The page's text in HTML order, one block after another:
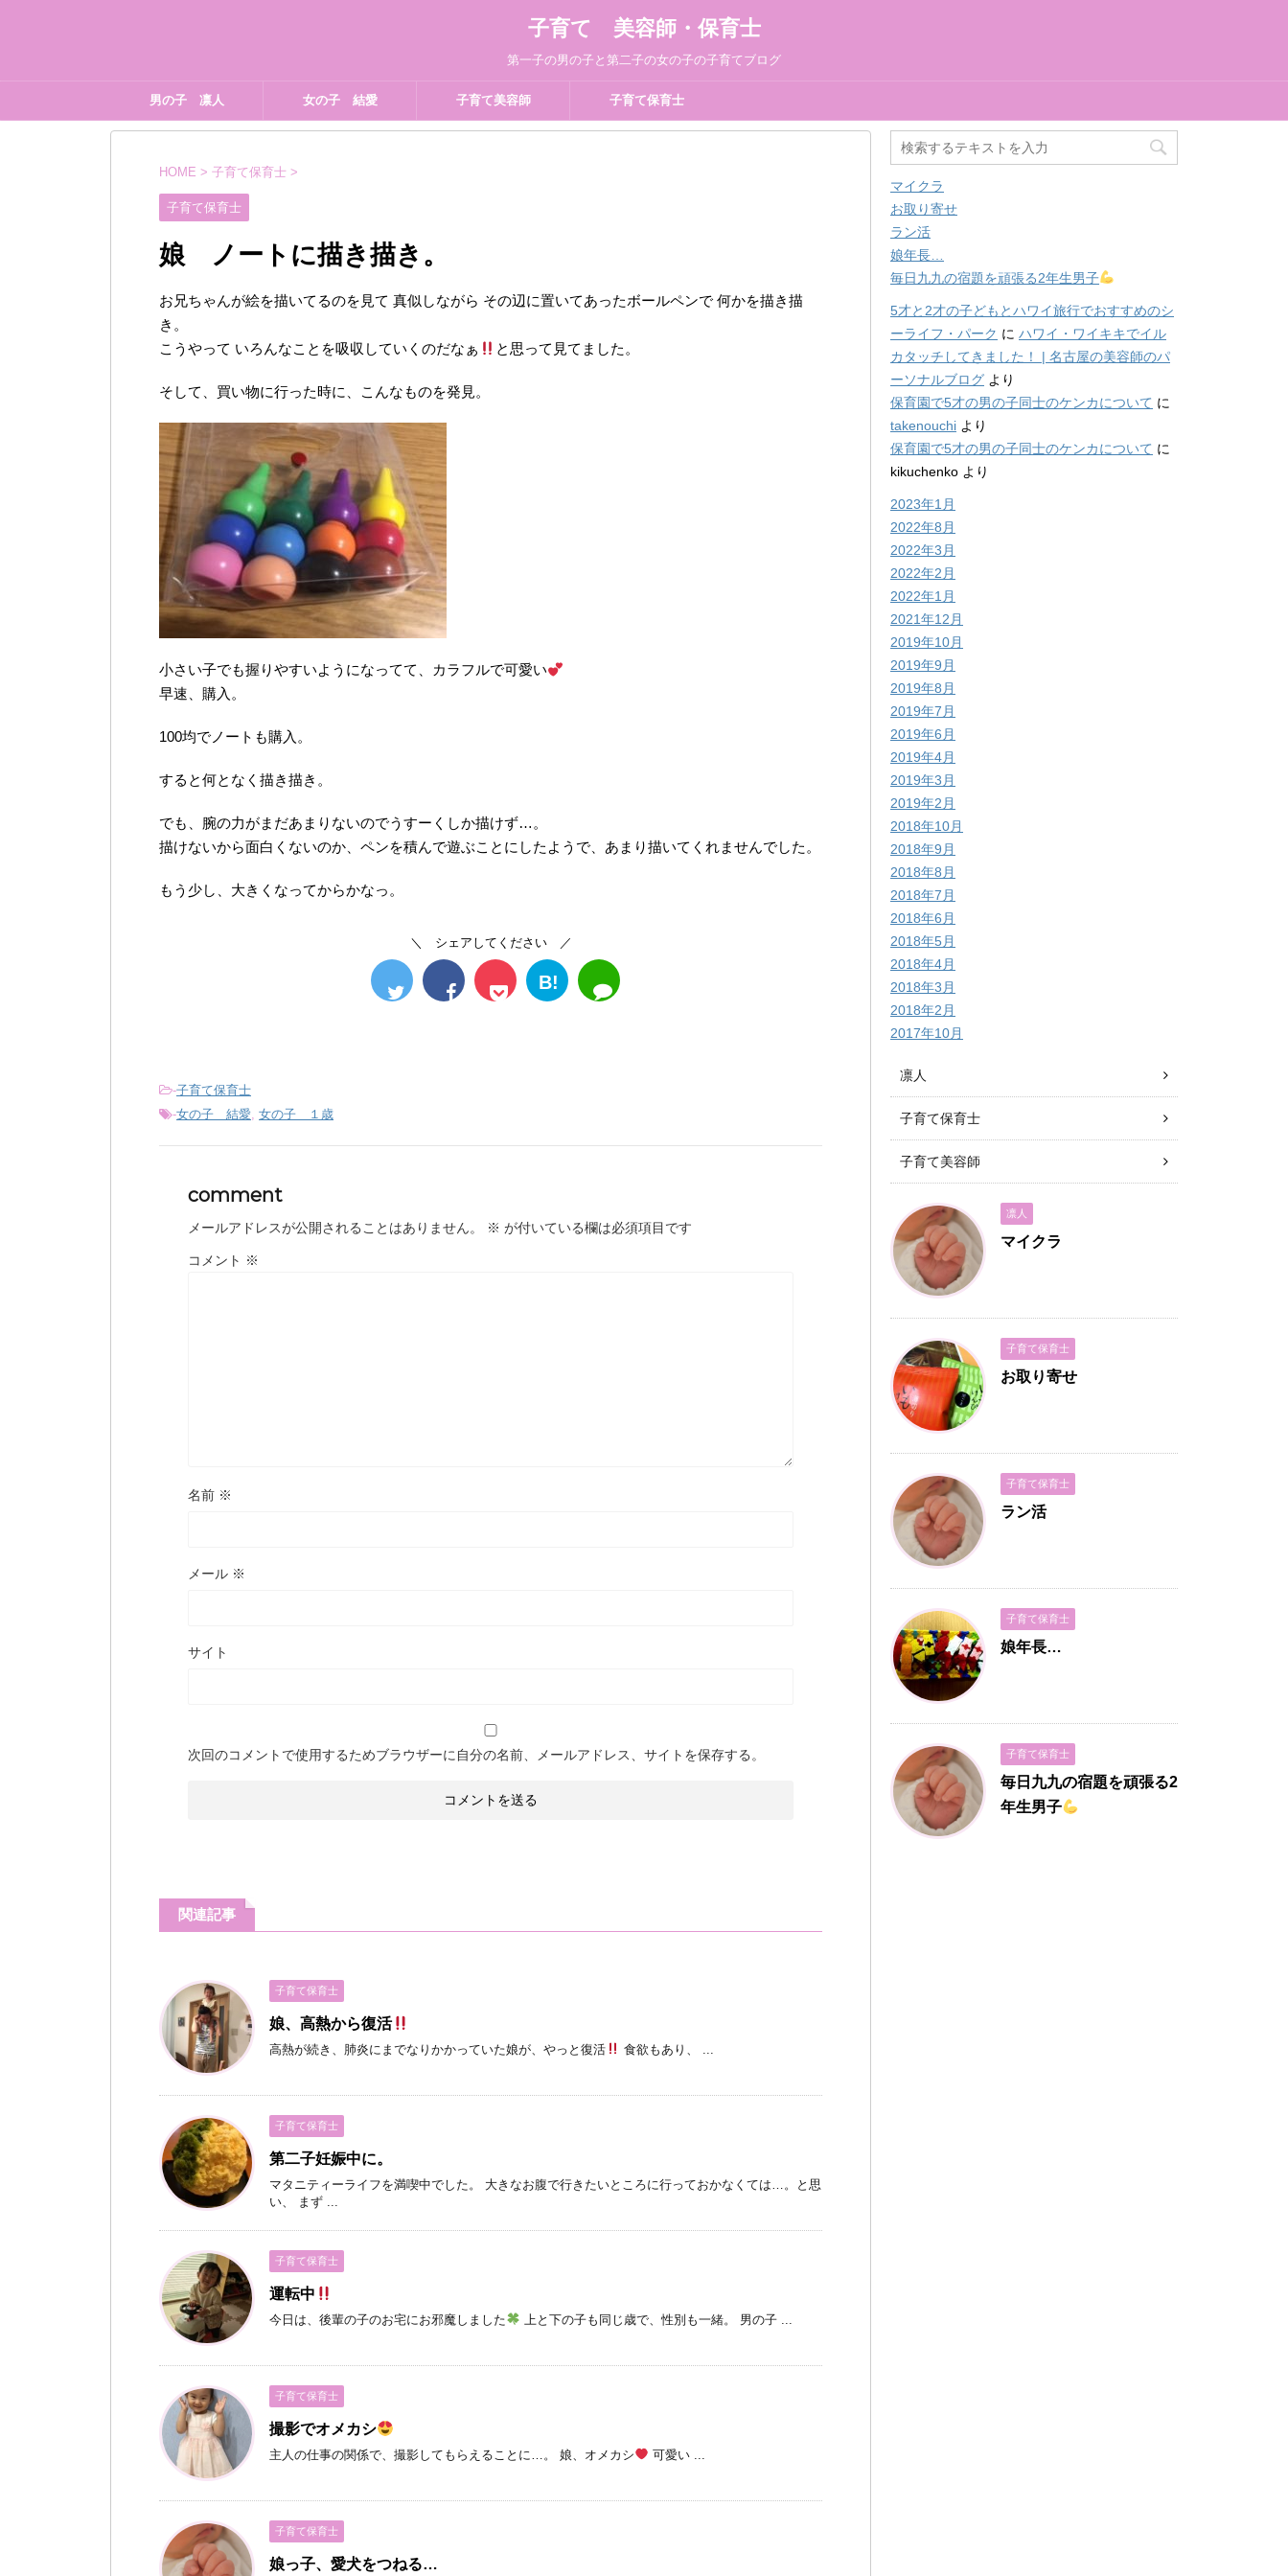
子育て 美容師・保育士
第一子の男の子と第二子の女の子の子育てブログ
男の子 凛人 女の子 結愛 子育て美容師 子育て保育士
HOME > 子育て保育士 >
子育て保育士
娘 ノートに描き描き。
お兄ちゃんが絵を描いてるのを見て 真似しながら その辺に置いてあったボールペンで 何かを描き描
き。
こうやって いろんなことを吸収していくのだなぁ
と思って見てました。
そして、買い物に行った時に、こんなものを発見。
小さい子でも握りやすいようになってて、カラフルで可愛い
早速、購入。
100均でノートも購入。
すると何となく描き描き。
でも、腕の力がまだあまりないのでうすーくしか描けず…。
描けないから面白くないのか、ペンを積んで遊ぶことにしたようで、あまり描いてくれませんでした。
もう少し、大きくなってからかなっ。
＼ シェアしてください ／
B!
-子育て保育士
-女の子 結愛, 女の子 １歳
comment
メールアドレスが公開されることはありません。 ※ が付いている欄は必須項目です
コメント ※
名前 ※
メール ※
サイト
次回のコメントで使用するためブラウザーに自分の名前、メールアドレス、サイトを保存する。
関連記事
子育て保育士
娘、高熱から復活
高熱が続き、肺炎にまでなりかかっていた娘が、やっと復活 食欲もあり、 ...
子育て保育士
第二子妊娠中に。
マタニティーライフを満喫中でした。 大きなお腹で行きたいところに行っておかなくては…。と思
い、 まず ...
子育て保育士
運転中
今日は、後輩の子のお宅にお邪魔しました 上と下の子も同じ歳で、性別も一緒。 男の子 ...
子育て保育士
撮影でオメカシ
主人の仕事の関係で、撮影してもらえることに…。 娘、オメカシ 可愛い ...
子育て保育士
娘っ子、愛犬をつねる…
マイクラ
お取り寄せ
ラン活
娘年長…
毎日九九の宿題を頑張る2年生男子
5才と2才の子どもとハワイ旅行でおすすめのシ
ーライフ・パーク に ハワイ・ワイキキでイル
カタッチしてきました！ | 名古屋の美容師のパ
ーソナルブログ より
保育園で5才の男の子同士のケンカについて に
takenouchi より
保育園で5才の男の子同士のケンカについて に
kikuchenko より
2023年1月
2022年8月
2022年3月
2022年2月
2022年1月
2021年12月
2019年10月
2019年9月
2019年8月
2019年7月
2019年6月
2019年4月
2019年3月
2019年2月
2018年10月
2018年9月
2018年8月
2018年7月
2018年6月
2018年5月
2018年4月
2018年3月
2018年2月
2017年10月
凛人
子育て保育士
子育て美容師
凛人
マイクラ
子育て保育士
お取り寄せ
子育て保育士
ラン活
子育て保育士
娘年長…
子育て保育士
毎日九九の宿題を頑張る2
年生男子